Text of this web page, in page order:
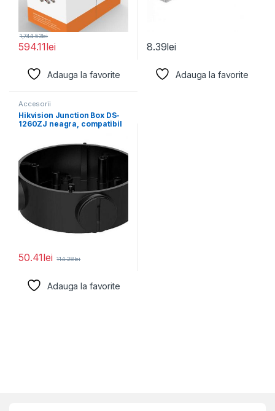
594.11lei
1,744.53lei
Adauga la favorite
8.39lei
Adauga la favorite
Accesorii
Hikvision Junction Box DS-
1260ZJ neagra, compatibil
50.41lei 114.28lei
Adauga la favorite